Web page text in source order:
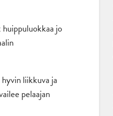
jo
liikkuva ja
pelaajan